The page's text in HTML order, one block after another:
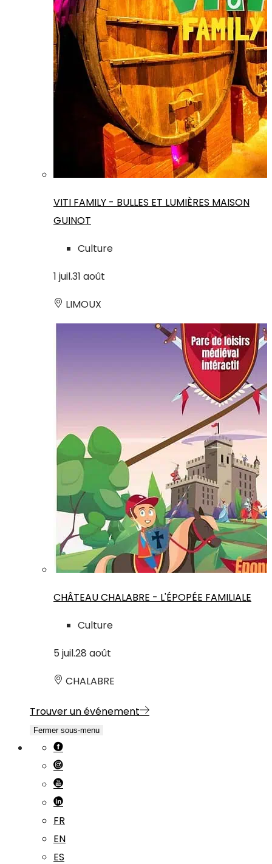
VITI FAMILY - BULLES ET LUMIÈRES MAISON
GUINOT
Culture
1 juil.31 août
LIMOUX
CHÂTEAU CHALABRE - L'ÉPOPÉE FAMILIALE
Culture
5 juil.28 août
CHALABRE
Trouver un événement
Fermer sous-menu
FR
EN
ES